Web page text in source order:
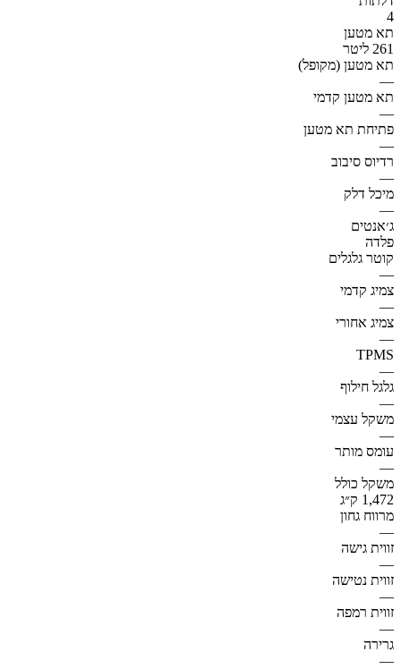
4
תא מטען
261 ליטר
תא מטען (מקופל)
—
תא מטען קדמי
—
פתיחת תא מטען
—
רדיוס סיבוב
—
מיכל דלק
—
ג׳אנטים
פלדה
קוטר גלגלים
—
צמיג קדמי
—
צמיג אחורי
—
TPMS
—
גלגל חילוף
—
משקל עצמי
—
עומס מותר
—
משקל כולל
1,472 ק״ג
מרווח גחון
—
זווית גישה
—
זווית נטישה
—
זווית רמפה
—
גרירה
—